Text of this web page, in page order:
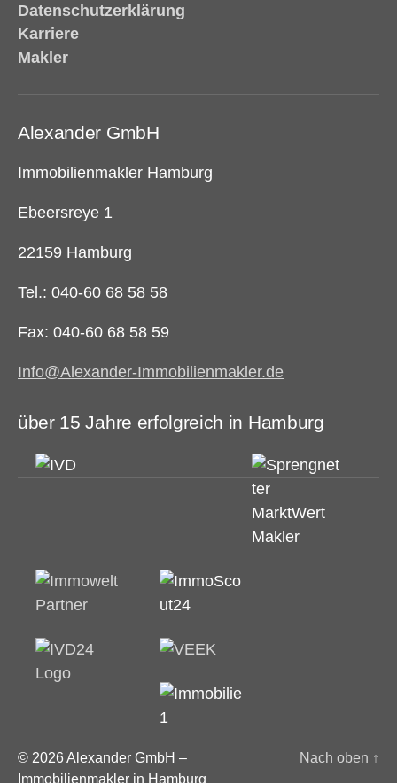
Datenschutzerklärung
Karriere
Makler
Alexander GmbH
Immobilienmakler Hamburg
Ebeersreye 1
22159 Hamburg
Tel.: 040-60 68 58 58
Fax: 040-60 68 58 59
Info@Alexander-Immobilienmakler.de
über 15 Jahre erfolgreich in Hamburg
© 2026Alexander GmbH –
Immobilienmakler in Hamburg
Nach oben ↑